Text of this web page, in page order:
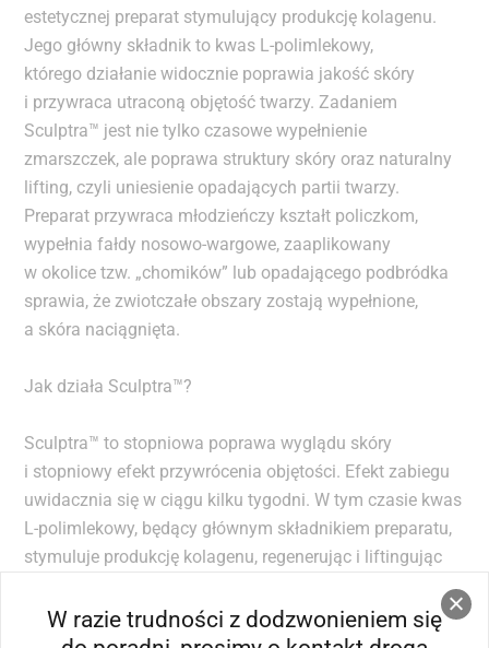
W razie trudności z dodzwonieniem się
estetycznej preparat stymulujący produkcję kolagenu.
Jego główny składnik to kwas L-polimlekowy,
którego działanie widocznie poprawia jakość skóry
i przywraca utraconą objętość twarzy. Zadaniem
Sculptra™ jest nie tylko czasowe wypełnienie
zmarszczek, ale poprawa struktury skóry oraz naturalny
lifting, czyli uniesienie opadających partii twarzy.
Preparat przywraca młodzieńczy kształt policzkom,
wypełnia fałdy nosowo-wargowe, zaaplikowany
w okolice tzw. „chomików” lub opadającego podbródka
sprawia, że zwiotczałe obszary zostają wypełnione,
a skóra naciągnięta.
Jak działa Sculptra™?
Sculptra™ to stopniowa poprawa wyglądu skóry
i stopniowy efekt przywrócenia objętości. Efekt zabiegu
uwidacznia się w ciągu kilku tygodni. W tym czasie kwas
L-polimlekowy, będący głównym składnikiem preparatu,
stymuluje produkcję kolagenu, regenerując i liftingując
Dzięki stopniowemu działaniu Sculptry™ zmiany na
twarzy będące efektem podania preparatu odbierane są